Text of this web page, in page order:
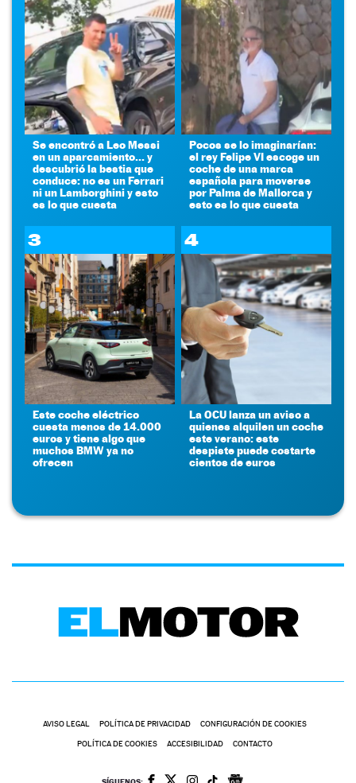
Se encontró a Leo Messi
en un aparcamiento... y
descubrió la bestia que
conduce: no es un Ferrari
ni un Lamborghini y esto
es lo que cuesta
Pocos se lo imaginarían:
el rey Felipe VI escoge un
coche de una marca
española para moverse
por Palma de Mallorca y
esto es lo que cuesta
3
Este coche eléctrico
cuesta menos de 14.000
euros y tiene algo que
muchos BMW ya no
ofrecen
4
La OCU lanza un aviso a
quienes alquilen un coche
este verano: este
despiste puede costarte
cientos de euros
AVISO LEGAL POLÍTICA DE PRIVACIDAD CONFIGURACIÓN DE COOKIES
POLÍTICA DE COOKIES ACCESIBILIDAD CONTACTO
SÍGUENOS: